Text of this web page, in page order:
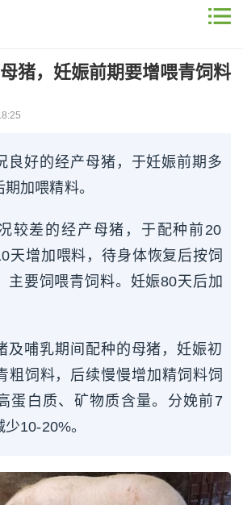
猪，妊娠前期要增喂青饲料
良好的经产母猪，于妊娠前期多
加喂精料。
较差的经产母猪，于配种前20
天增加喂料，待身体恢复后按饲
主要饲喂青饲料。妊娠80天后加
及哺乳期间配种的母猪，妊娠初
粗饲料，后续慢慢增加精饲料饲
蛋白质、矿物质含量。分娩前7
10-20%。